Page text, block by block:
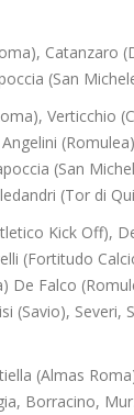
Catanzaro
(San
Verticchio
(San
(Tor di
Kick Off),
(Fortitudo
De Falco
(Savio), Severi,
(Almas
Borracino,